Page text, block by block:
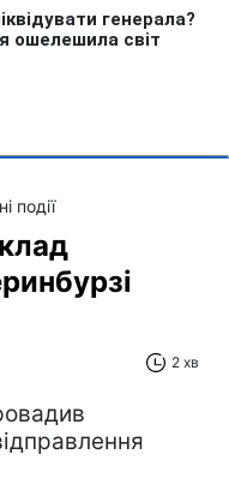
події
2 хв